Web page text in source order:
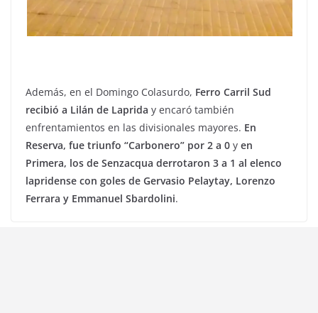
Además, en el Domingo Colasurdo, Ferro Carril Sud
recibió a Lilán de Laprida y encaró también
enfrentamientos en las divisionales mayores. En
Reserva, fue triunfo “Carbonero” por 2 a 0 y en
Primera, los de Senzacqua derrotaron 3 a 1 al elenco
lapridense con goles de Gervasio Pelaytay, Lorenzo
Ferrara y Emmanuel Sbardolini.